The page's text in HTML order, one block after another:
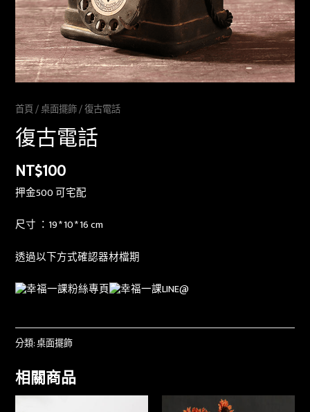
首頁/桌面擺飾/ 復古電話
復古電話
NT$100
押金500 可宅配
尺寸 ：19 * 10 * 16cm
透過以下方式確認器材檔期
分類:桌面擺飾
相關商品